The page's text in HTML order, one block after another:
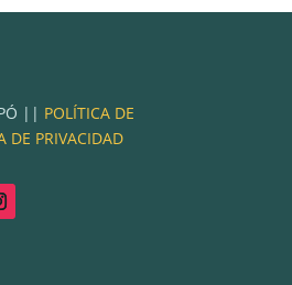
|| POLÍTICA DE
DE PRIVACIDAD